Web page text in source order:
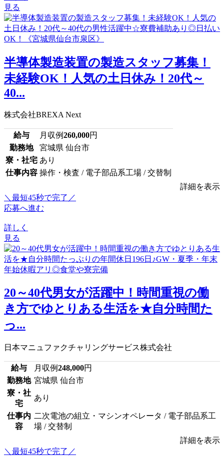
見る
半導体製造装置の製造スタッフ募集！
未経験OK！人気の土日休み！20代～
40...
株式会社BREXA Next
給与 月収例260,000円
勤務地
宮城県 仙台市
寮・社宅 あり
仕事内容 操作・検査 / 電子部品系工場 / 交替制
詳細を表示
＼最短45秒で完了／
応募へ進む
詳しく
見る
20～40代男女が活躍中！時間重視の働
き方でゆとりある生活を★自分時間た
っ...
日本マニュファクチャリングサービス株式会社
給与 月収例248,000円
勤務地 宮城県 仙台市
寮・社
宅
あり
仕事内
容
二次電池の組立・マシンオペレータ / 電子部品系工
場 / 交替制
詳細を表示
＼最短45秒で完了／